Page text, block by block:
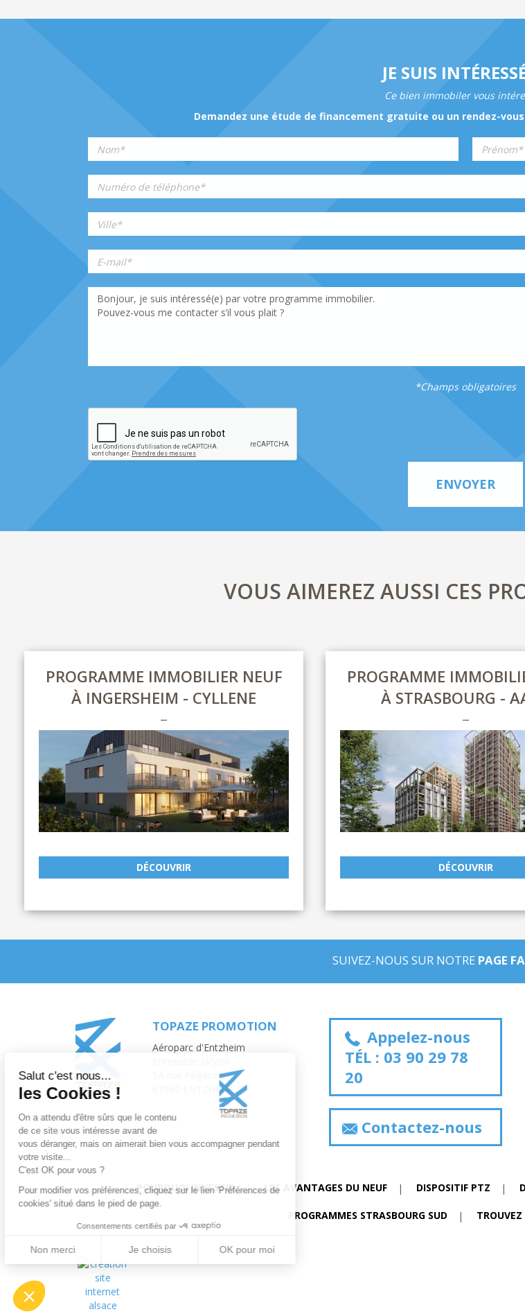
JE SUIS
Ce bien immobiler vous
Demandez une étude de financement gratuite ou un rendez-
*Champs obligatoires
ENVOYER
VOUS AIMEREZ AUSSI CES
PROGRAMME IMMOBILIER NEUF
À INGERSHEIM - CYLLENE
DÉCOUVRIR
PROGRAMME
À STRASBOURG -
DÉCOUVRIR
SUIVEZ-NOUS SUR NOTRE PAGE
TOPAZE PROMOTION
Aéroparc d'Entzheim
67960 ENTZHEIM
Appelez-nous
TÉL : 03 90 29 78
20
Contactez-nous
POURQUOI INVESTIR LES AVANTAGES DU NEUF DISPOSITIF PTZ
PROGRAMMES STRASBOURG SUD
Salut c'est nous...
les Cookies !
On a attendu d'être sûrs que le contenu
de ce site vous intéresse avant de
vous déranger, mais on aimerait bien vous accompagner pendant
votre visite...
C'est OK pour vous ?
Pour modifier vos préférences, cliquez sur le lien 'Préférences de
cookies' situé dans le pied de page.
Consentements certifiés par
Non merci Je choisis OK pour moi
Plateforme de Gestion du Consentement : Personnalisez vos Options
Notre plateforme vous permet d'adapter et de gérer vos paramètres de confidentialité, en garantissant la